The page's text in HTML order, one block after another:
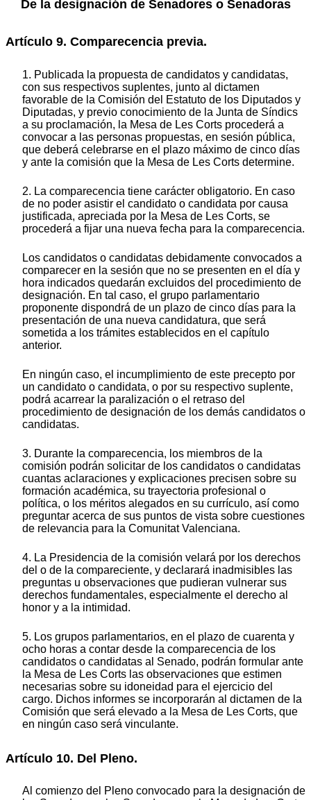
De la designación de Senadores o Senadoras
Artículo 9. Comparecencia previa.
1. Publicada la propuesta de candidatos y candidatas,
con sus respectivos suplentes, junto al dictamen
favorable de la Comisión del Estatuto de los Diputados y
Diputadas, y previo conocimiento de la Junta de Síndics
a su proclamación, la Mesa de Les Corts procederá a
convocar a las personas propuestas, en sesión pública,
que deberá celebrarse en el plazo máximo de cinco días
y ante la comisión que la Mesa de Les Corts determine.
2. La comparecencia tiene carácter obligatorio. En caso
de no poder asistir el candidato o candidata por causa
justificada, apreciada por la Mesa de Les Corts, se
procederá a fijar una nueva fecha para la comparecencia.
Los candidatos o candidatas debidamente convocados a
comparecer en la sesión que no se presenten en el día y
hora indicados quedarán excluidos del procedimiento de
designación. En tal caso, el grupo parlamentario
proponente dispondrá de un plazo de cinco días para la
presentación de una nueva candidatura, que será
sometida a los trámites establecidos en el capítulo
anterior.
En ningún caso, el incumplimiento de este precepto por
un candidato o candidata, o por su respectivo suplente,
podrá acarrear la paralización o el retraso del
procedimiento de designación de los demás candidatos o
candidatas.
3. Durante la comparecencia, los miembros de la
comisión podrán solicitar de los candidatos o candidatas
cuantas aclaraciones y explicaciones precisen sobre su
formación académica, su trayectoria profesional o
política, o los méritos alegados en su currículo, así como
preguntar acerca de sus puntos de vista sobre cuestiones
de relevancia para la Comunitat Valenciana.
4. La Presidencia de la comisión velará por los derechos
del o de la compareciente, y declarará inadmisibles las
preguntas u observaciones que pudieran vulnerar sus
derechos fundamentales, especialmente el derecho al
honor y a la intimidad.
5. Los grupos parlamentarios, en el plazo de cuarenta y
ocho horas a contar desde la comparecencia de los
candidatos o candidatas al Senado, podrán formular ante
la Mesa de Les Corts las observaciones que estimen
necesarias sobre su idoneidad para el ejercicio del
cargo. Dichos informes se incorporarán al dictamen de la
Comisión que será elevado a la Mesa de Les Corts, que
en ningún caso será vinculante.
Artículo 10. Del Pleno.
Al comienzo del Pleno convocado para la designación de